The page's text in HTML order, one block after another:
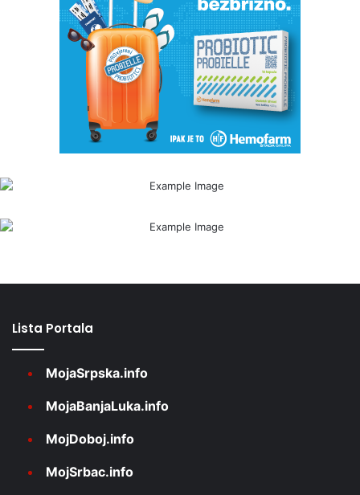
Lista Portala
MojaSrpska.info
MojaBanjaLuka.info
MojDoboj.info
MojSrbac.info